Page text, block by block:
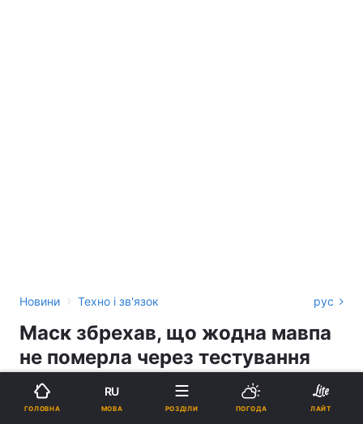
Новини › Техно і зв'язок рус
Маск збрехав, що жодна мавпа
не померла через тестування
мозкових чипів Neuralink, - звіт
АНАСТАСІЯ ПЕЧЕНЮК
ГОЛОВНА
RU
МОВА РОЗДІЛИ ПОГОДА ЛАЙТ